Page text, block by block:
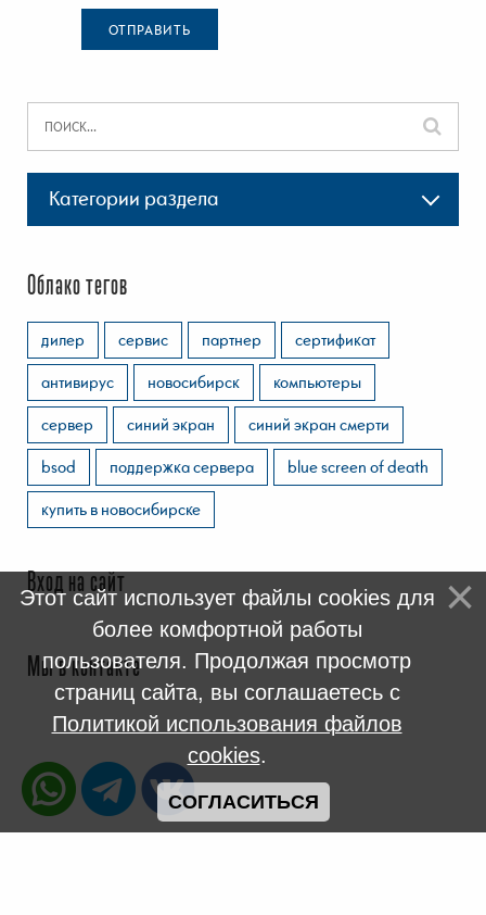
ОТПРАВИТЬ
Категории раздела
Облако тегов
дилер сервис партнер
сертификат
антивирус
новосибирск
компьютеры
сервер
синий экран
синий экран смерти
bsod
поддержка сервера
blue screen of death
купить в новосибирске
Вход на сайт
Мы в контакте
Этот сайт использует файлы cookies для
более комфортной работы
пользователя. Продолжая просмотр
страниц сайта, вы соглашаетесь с
Политикой использования файлов
cookies.
СОГЛАСИТЬСЯ